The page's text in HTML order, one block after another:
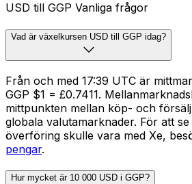
USD till GGP Vanliga frågor
Vad är växelkursen USD till GGP idag?
Från och med 17:39 UTC är
GGP $1 = £0.7411.
mittpunkten mellan köp- och
globala valutamarknader. För att
överföring skulle vara med Xe,
pengar.
Hur mycket är 10 000 USD i GGP?